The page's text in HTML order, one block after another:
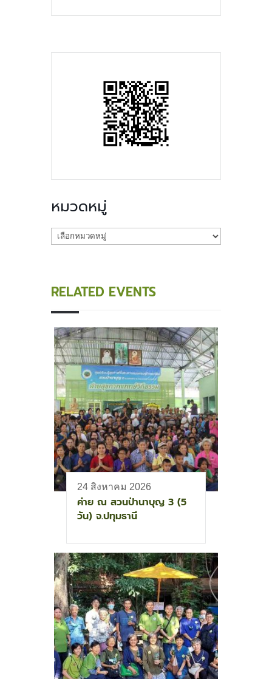
หมวดหมู่
หมวด
RELATED EVENTS
24 สิงหาคม 2026
ค่าย ณ สวนป่านาบุญ 3 (5
วัน) จ.ปทุมธานี